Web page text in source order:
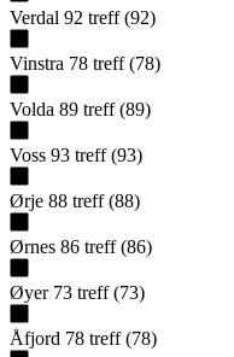
Verdal 92 treff (92)
Vinstra 78 treff (78)
Volda 89 treff (89)
Voss 93 treff (93)
Ørje 88 treff (88)
Ørnes 86 treff (86)
Øyer 73 treff (73)
Åfjord 78 treff (78)